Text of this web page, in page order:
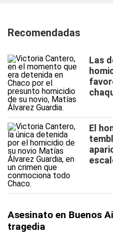
Recomendadas
Las
El
Asesinato en Buenos
tragedia